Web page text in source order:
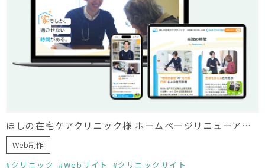
ほしの在宅ケアクリニック様 ホームページリニューアル（制作協力）
Web制作
クリニック
Webサイト
クリニックサイト